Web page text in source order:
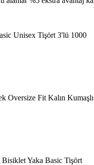
Unisex Tişört 3'lü 1000
Oversize Fit Kalın
Yaka Basic Tişört